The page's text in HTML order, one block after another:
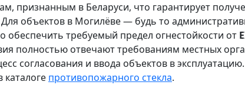
признанным в Беларуси, что гарантирует
Для объектов в Могилёве — будь то
требуемый предел огнестойкости от
полностью отвечают требованиям местных
согласования и ввода объектов в
противопожарного стекла.